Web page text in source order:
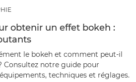
obtenir un effet bokeh :
le bokeh et comment peut-il
Consultez notre guide pour
techniques et réglages.